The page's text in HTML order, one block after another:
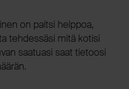
on paitsi helppoa,
tehdessäsi mitä kotisi
saatuasi saat tietoosi